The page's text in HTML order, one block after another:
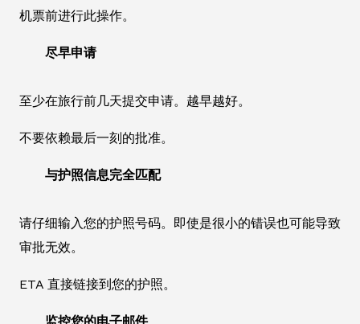
机票前进行此操作。
尽早申请
至少在旅行前几天提交申请。越早越好。
不要依赖最后一刻的批准。
与护照信息完全匹配
请仔细输入您的护照号码。即使是很小的错误也可能导致
审批无效。
ETA 直接链接到您的护照。
监控您的电子邮件